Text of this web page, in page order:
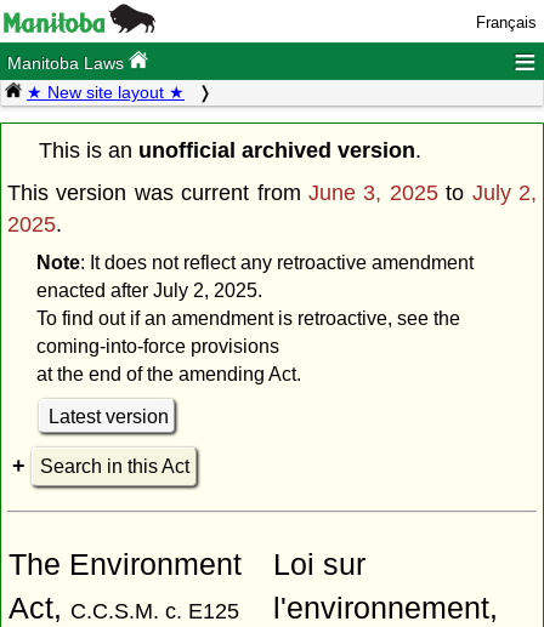
Français
Manitoba Laws ≡
★ New site layout ★
This is an unofficial archived version.
This version was current from June 3, 2025to July 2,
2025.
Note: It does not reflect any retroactive amendment
enacted after July 2, 2025.
To find out if an amendment is retroactive, see the
coming-into-force provisions
at the end of the amending Act.
Latest version
Search in this Act
The Environment
Act, C.C.S.M. c. E125
Loi sur
l'environnement,